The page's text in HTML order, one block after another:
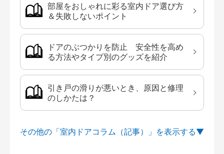
部屋をおしゃれに彩る室内ドア選び方
＆失敗しないポイント
ドアのぶつかりを防止 安全性を高め
る方法やタイプ別のグッズを紹介
引き戸の滑りが悪いとき、原因と修理
のしかたは？
その他の「室内ドアコラム（記事）」を